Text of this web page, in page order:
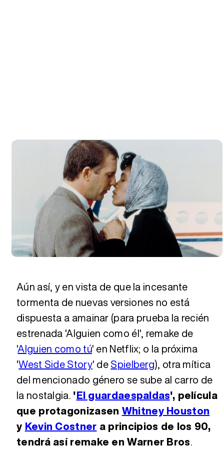
Aún así, y en vista de que la incesante
tormenta de nuevas versiones no está
dispuesta a amainar (para prueba la recién
estrenada 'Alguien como él', remake de
'Alguien como tú' en Netflix; o la próxima
'West Side Story' deSpielberg), otra mítica
del mencionado género se sube al carro de
la nostalgia. 'El guardaespaldas', película
que protagonizasen Whitney Houston
y Kevin Costner a principios de los 90,
tendrá así remake en Warner Bros.